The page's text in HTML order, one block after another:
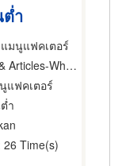
ำ
มนูแฟคเตอร์
Wares & Articles-Retail
แฟคเตอร์
ำ
26 Time(s)